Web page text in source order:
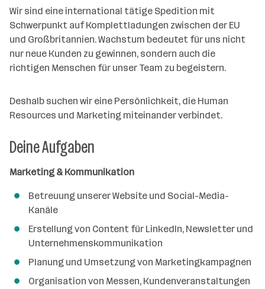
e
n
e
b
e
r
e
i
t
e
r
i
n
e
n
a
o
r
t
e
Wir sind eine international tätige Spedition mit
Schwerpunkt auf Komplettladungen zwischen der EU
und Großbritannien. Wachstum bedeutet für uns nicht
nur neue Kunden zu gewinnen, sondern auch die
richtigen Menschen für unser Team zu begeistern.
Deshalb suchen wir eine Persönlichkeit, die Human
Resources und Marketing miteinander verbindet.
Deine Aufgaben
Marketing & Kommunikation
Betreuung unserer Website und Social-Media-
Kanäle
Erstellung von Content für LinkedIn, Newsletter und
Unternehmenskommunikation
Planung und Umsetzung von Marketingkampagnen
Organisation von Messen, Kundenveranstaltungen